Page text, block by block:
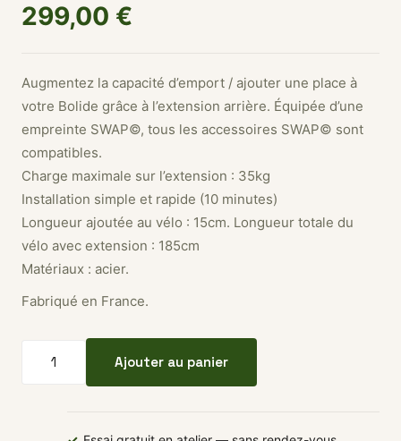
299,00 €
Augmentez la capacité d’emport / ajouter une place à
votre Bolide grâce à l’extension arrière. Équipée d’une
empreinte SWAP©, tous les accessoires SWAP© sont
compatibles.
Charge maximale sur l’extension : 35kg
Installation simple et rapide (10 minutes)
Longueur ajoutée au vélo : 15cm. Longueur totale du
vélo avec extension : 185cm
Matériaux : acier.
Fabriqué en France.
Ajouter au panier